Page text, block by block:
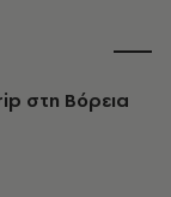
στη Βόρεια